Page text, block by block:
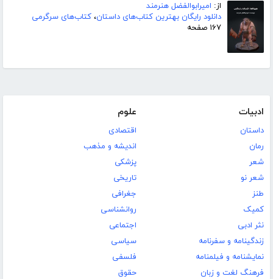
از: امیرابوالفضل هنرمند
دانلود رایگان بهترین کتاب‌های داستان، کتاب‌های سرگرمی
۱۶۷ صفحه
ادبیات
داستان
رمان
شعر
شعر نو
طنز
کمیک
نثر ادبی
زندگینامه و سفرنامه
نمایشنامه و فیلمنامه
فرهنگ لغت و زبان
علوم
اقتصادی
اندیشه و مذهب
پزشکی
تاریخی
جغرافی
روانشناسی
اجتماعی
سیاسی
فلسفی
حقوق